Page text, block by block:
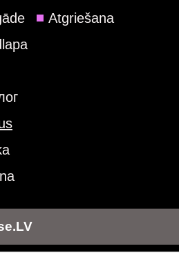
Atgriešana